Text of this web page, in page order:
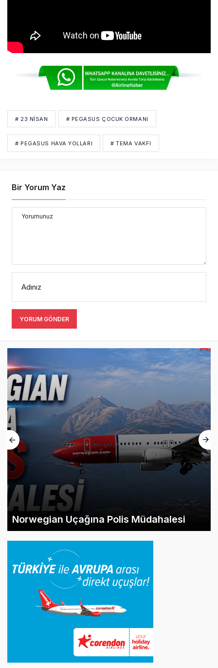
# 23 NISAN # PEGASUS ÇOCUK ORMANI
# PEGASUS HAVA YOLLARI # TEMA VAKFI
Bir Yorum Yaz
Yorumunuz
Adınız
YORUM GÖNDER
Norwegian Uçağına Polis Müdahalesi